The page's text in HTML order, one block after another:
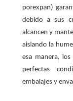
porexpan)
debido a sus
alcancen y
aislando la
esa manera,
perfectas
embalajes y